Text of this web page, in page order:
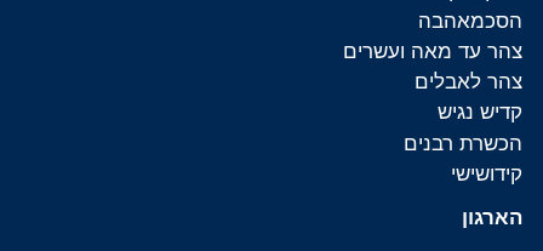
הסכמאהבה
צהר עד מאה ועשרים
צהר לאבלים
קדיש נגיש
הכשרת רבנים
קידושישי
הארגון